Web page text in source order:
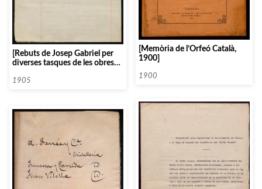
[Rebuts de Josep Gabriel per
diverses tasques de les obres
Música]
1905
[Memòria de l’Orfeó Català,
1900]
1900